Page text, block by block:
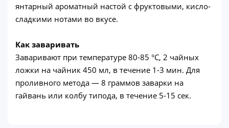
янтарный ароматный настой с фруктовыми, кисло-
сладкими нотами во вкусе.
Как заваривать
Заваривают при температуре 80-85 °C, 2 чайных
ложки на чайник 450 мл, в течение 1-3 мин. Для
проливного метода — 8 граммов заварки на
гайвань или колбу типода, в течение 5-15 сек.